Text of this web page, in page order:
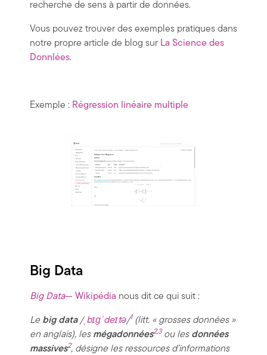
recherche de sens à partir de données.
Vous pouvez trouver des exemples pratiques dans
notre propre article de blog sur La Science des
Donnlées.
Exemple : Régression linéaire multiple
Big Data
Big Data— Wikipédia nous dit ce qui suit :
Le big data/ˌ bɪɡˈdeɪtə/1 (litt. « grosses données »
en anglais), les mégadonnées2,3ou les données
massives2, désigne les ressources d’informations